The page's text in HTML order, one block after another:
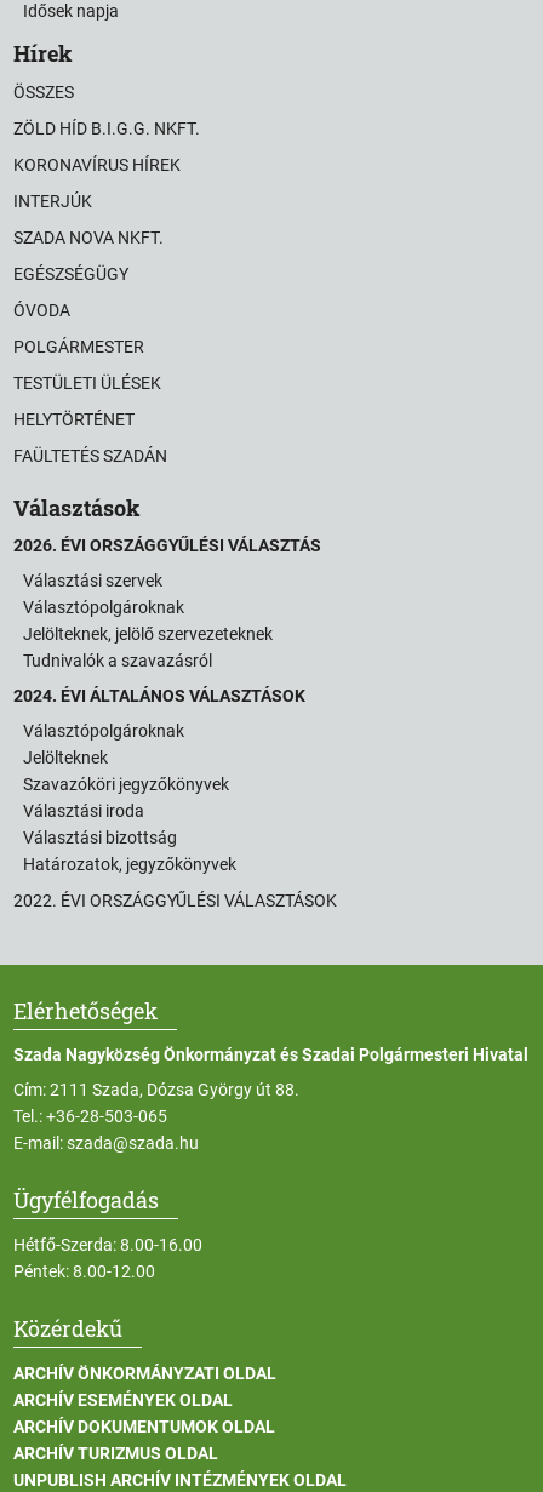
Idősek napja
Hírek
ÖSSZES
ZÖLD HÍD B.I.G.G. NKFT.
KORONAVÍRUS HÍREK
INTERJÚK
SZADA NOVA NKFT.
EGÉSZSÉGÜGY
ÓVODA
POLGÁRMESTER
TESTÜLETI ÜLÉSEK
HELYTÖRTÉNET
FAÜLTETÉS SZADÁN
Választások
2026. ÉVI ORSZÁGGYŰLÉSI VÁLASZTÁS
Választási szervek
Választópolgároknak
Jelölteknek, jelölő szervezeteknek
Tudnivalók a szavazásról
2024. ÉVI ÁLTALÁNOS VÁLASZTÁSOK
Választópolgároknak
Jelölteknek
Szavazóköri jegyzőkönyvek
Választási iroda
Választási bizottság
Határozatok, jegyzőkönyvek
2022. ÉVI ORSZÁGGYŰLÉSI VÁLASZTÁSOK
Elérhetőségek
Szada Nagyközség Önkormányzat és Szadai Polgármesteri Hivatal
Cím: 2111 Szada, Dózsa György út 88.
Tel.:+36-28-503-065
E-mail:szada@szada.hu
Ügyfélfogadás
Hétfő-Szerda: 8.00-16.00
Péntek: 8.00-12.00
Közérdekű
ARCHÍV ÖNKORMÁNYZATI OLDAL
ARCHÍV ESEMÉNYEK OLDAL
ARCHÍV DOKUMENTUMOK OLDAL
ARCHÍV TURIZMUS OLDAL
UNPUBLISH ARCHÍV INTÉZMÉNYEK OLDAL